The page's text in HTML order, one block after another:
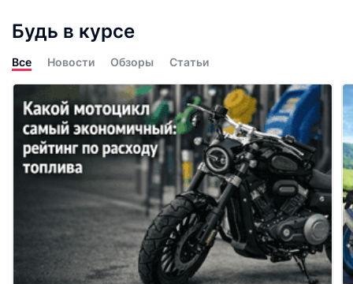
Будь в курсе
Все Новости Обзоры Статьи